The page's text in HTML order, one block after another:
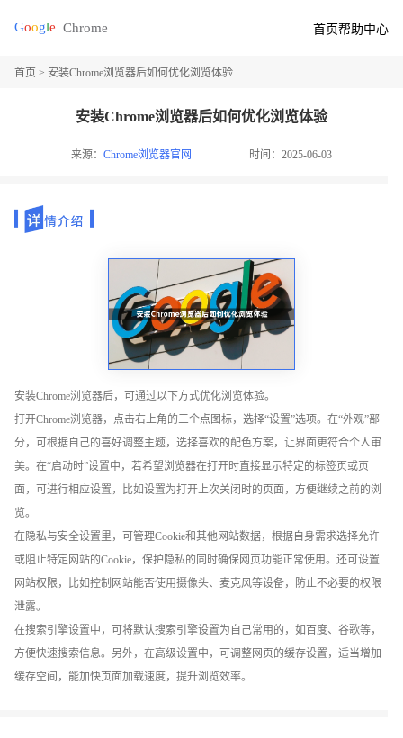
首页帮助中心
首页 > 安装Chrome浏览器后如何优化浏览体验
安装Chrome浏览器后如何优化浏览体验
来源：Chrome浏览器官网 时间：2025-06-03
安装Chrome浏览器后，可通过以下方式优化浏览体验。
打开Chrome浏览器，点击右上角的三个点图标，选择“设置”选项。在“外观”部
分，可根据自己的喜好调整主题，选择喜欢的配色方案，让界面更符合个人审
美。在“启动时”设置中，若希望浏览器在打开时直接显示特定的标签页或页
面，可进行相应设置，比如设置为打开上次关闭时的页面，方便继续之前的浏
览。
在隐私与安全设置里，可管理Cookie和其他网站数据，根据自身需求选择允许
或阻止特定网站的Cookie，保护隐私的同时确保网页功能正常使用。还可设置
网站权限，比如控制网站能否使用摄像头、麦克风等设备，防止不必要的权限
泄露。
在搜索引擎设置中，可将默认搜索引擎设置为自己常用的，如百度、谷歌等，
方便快速搜索信息。另外，在高级设置中，可调整网页的缓存设置，适当增加
缓存空间，能加快页面加载速度，提升浏览效率。